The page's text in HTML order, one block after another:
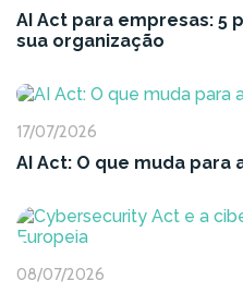
AI Act para empresas: 5
sua organização
17/07/2026
AI Act: O que muda
08/07/2026